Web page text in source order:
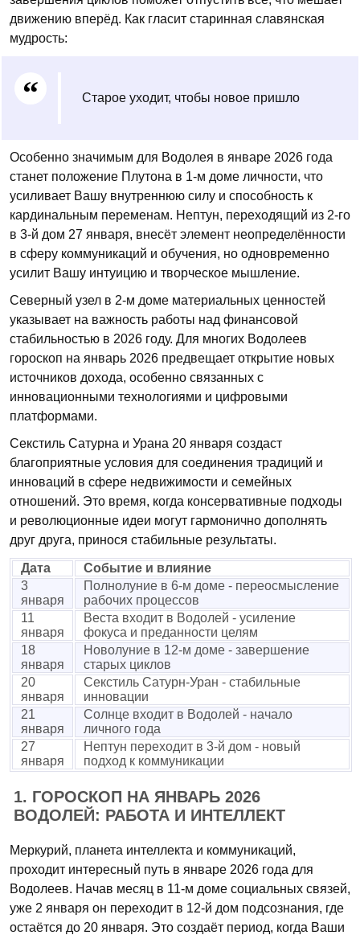
движению вперёд. Как гласит старинная славянская
мудрость:
Старое уходит, чтобы новое пришло
Особенно значимым для Водолея в январе 2026 года
станет положение Плутона в 1-м доме личности, что
усиливает Вашу внутреннюю силу и способность к
кардинальным переменам. Нептун, переходящий из 2-го
в 3-й дом 27 января, внесёт элемент неопределённости
в сферу коммуникаций и обучения, но одновременно
усилит Вашу интуицию и творческое мышление.
Северный узел в 2-м доме материальных ценностей
указывает на важность работы над финансовой
стабильностью в 2026 году. Для многих Водолеев
гороскоп на январь 2026 предвещает открытие новых
источников дохода, особенно связанных с
инновационными технологиями и цифровыми
платформами.
Секстиль Сатурна и Урана 20 января создаст
благоприятные условия для соединения традиций и
инноваций в сфере недвижимости и семейных
отношений. Это время, когда консервативные подходы
и революционные идеи могут гармонично дополнять
друг друга, принося стабильные результаты.
Дата
Событие и влияние
3
января
Полнолуние в 6-м доме - переосмысление
рабочих процессов
11
января
Веста входит в Водолей - усиление
фокуса и преданности целям
18
января
Новолуние в 12-м доме - завершение
старых циклов
20
января
Секстиль Сатурн-Уран - стабильные
инновации
21
января
Солнце входит в Водолей - начало
личного года
27
января
Нептун переходит в 3-й дом - новый
подход к коммуникации
1. ГОРОСКОП НА ЯНВАРЬ 2026
ВОДОЛЕЙ: РАБОТА И ИНТЕЛЛЕКТ
Меркурий, планета интеллекта и коммуникаций,
проходит интересный путь в январе 2026 года для
Водолеев. Начав месяц в 11-м доме социальных связей,
уже 2 января он переходит в 12-й дом подсознания, где
остаётся до 20 января. Это создаёт период, когда Ваши